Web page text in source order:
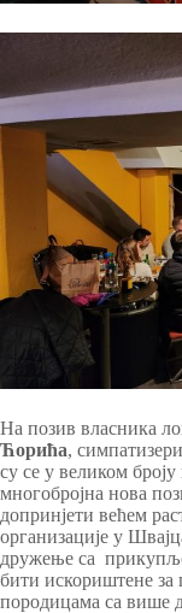
На позив власника
Ћорића,
су се у великом броју
многобројна нова
допринјети већем
организације у
дружење са
бити искориштене
породицама са више